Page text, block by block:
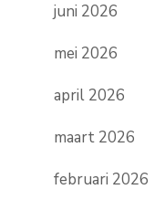
juni 2026
mei 2026
april 2026
maart 2026
februari 2026